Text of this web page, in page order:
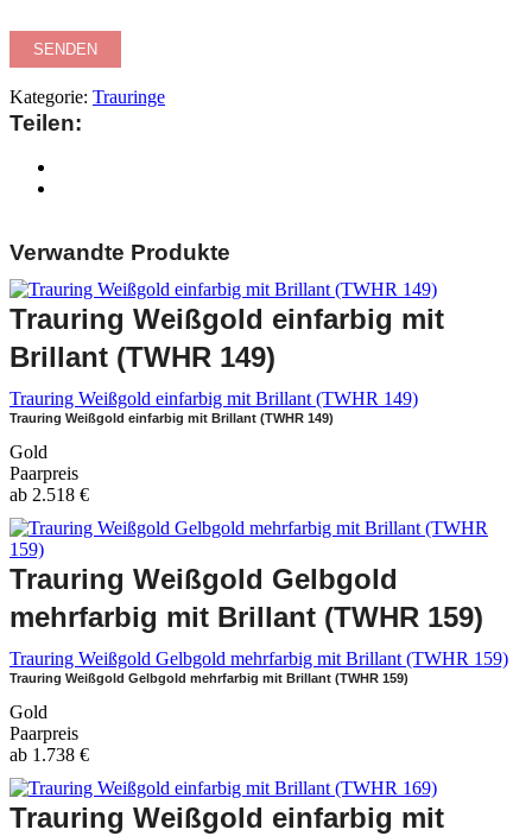
Kategorie: Trauringe
Teilen:
Verwandte Produkte
Trauring Weißgold einfarbig mit
Brillant (TWHR 149)
Trauring Weißgold einfarbig mit Brillant (TWHR 149)
Trauring Weißgold einfarbig mit Brillant (TWHR 149)
Gold
Paarpreis
ab 2.518 €
Trauring Weißgold Gelbgold
mehrfarbig mit Brillant (TWHR 159)
Trauring Weißgold Gelbgold mehrfarbig mit Brillant (TWHR 159)
Trauring Weißgold Gelbgold mehrfarbig mit Brillant (TWHR 159)
Gold
Paarpreis
ab 1.738 €
Trauring Weißgold einfarbig mit